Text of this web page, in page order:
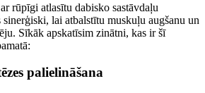
rūpīgi atlasītu dabisko sastāvdaļu
lai atbalstītu muskuļu augšanu un
Sīkāk apskatīsim zinātni, kas ir šī
palielināšana